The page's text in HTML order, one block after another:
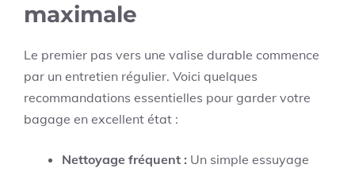
maximale
Le premier pas vers une valise durable commence
par un entretien régulier. Voici quelques
recommandations essentielles pour garder votre
bagage en excellent état :
Nettoyage fréquent : Un simple essuyage